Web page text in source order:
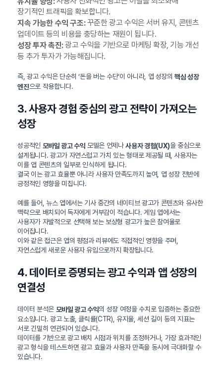
장기적인 트래픽을 확보합니다.
지속 가능한 수익 구조:꾸준한 광고 수익은 서버 유지, 콘텐츠
업데이트 등의 비용을 충당하는 재원이 됩니다.
성장 투자 촉진:광고 수익을 기반으로 마케팅 확장, 기능 개선
등 추가 투자가 가능해집니다.
즉, 광고 수익은 단순히 ‘돈을 버는 수단’이 아니라, 앱 성장의핵심 성장
엔진으로 작용합니다.
3. 사용자 경험 중심의 광고 전략이 가져오는
성장
성공적인 모바일 광고 수익 모델은 언제나사용자 경험(UX)을 중심으로
설계됩니다. 광고가 자연스럽고 가치 있는 형태로 제공될 때, 사용자는
이를 앱 콘텐츠의 일부로 인식하게 됩니다.
결국 이는 광고 효율뿐 아니라 사용자 만족도까지 높여, 앱 성장 전반에
긍정적인 영향을 미칩니다.
예를 들어, 뉴스 앱에서는 기사 중간의 네이티브 광고가 콘텐츠와 유사한
맥락으로 배치되어 독자에게 거부감이 적습니다. 게임 앱에서는
사용자가 자발적으로 선택해 보는 보상형 광고가 높은 참여율로
이어집니다.
이와 같은 접근은 앱의 평점과 리뷰에도 직접적인 영향을 주며,
자연스럽게 새로운 사용자 유입으로까지 확장됩니다.
4. 데이터로 증명되는 광고 수익과 앱 성장의
연결성
데이터 분석은 모바일 광고 수익의 성장 여정을 수치로 입증하는 중요한
요소입니다. 광고 노출, 클릭률(CTR), 유지율, 세션 길이 등의 지표는
서로 긴밀히 연관되어 있습니다.
데이터를 기반으로 광고 배치 시점과 위치를 조정하거나, 가장 효과적인
광고 형식을 테스트하면 광고 효율과 사용자 만족을 동시에 극대화할 수
있습니다.